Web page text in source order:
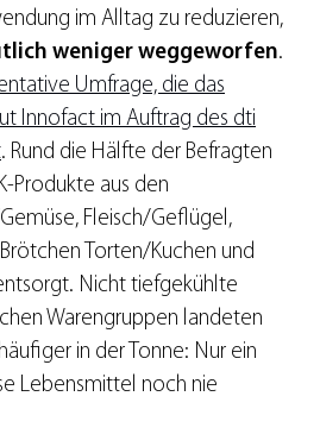
im Alltag zu reduzieren,
weniger weggeworfen.
Umfrage, die das
Innofact im Auftrag des dti
. Rund die Hälfte der Befragten
Produkte aus den
Fleisch/Geflügel,
Torten/Kuchen und
Nicht tiefgekühlte
Warengruppen landeten
in der Tonne: Nur ein
Lebensmittel noch nie